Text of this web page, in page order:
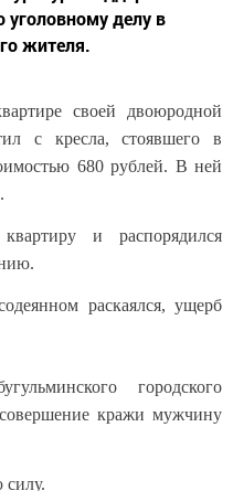
уголовному делу в
жителя.
своей двоюродной
с кресла, стоявшего в
680 рублей. В ней
и распорядился
раскаялся, ущерб
городского
кражи мужчину
силу.